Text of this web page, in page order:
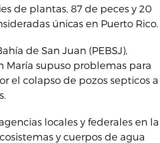
de plantas, 87 de peces y 20
únicas en Puerto Rico.
de San Juan (PEBSJ),
María supuso problemas para
el colapso de pozos septicos a
locales y federales en la
y cuerpos de agua